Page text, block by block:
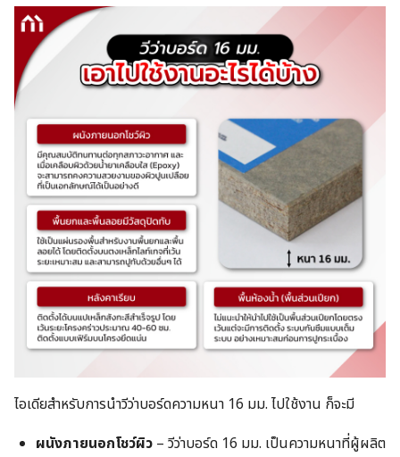
Search
for:
ไอเดียสำหรับการนำวีว่าบอร์ดความหนา 16 มม. ไปใช้งาน ก็จะมี
ผนังภายนอกโชว์ผิว – วีว่าบอร์ด 16 มม. เป็นความหนาที่ผู้ผลิต